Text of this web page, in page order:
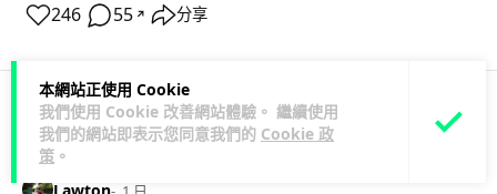
本網站正使用 Cookie
我們使用 Cookie 改善網站體驗。 繼續使用
我們的網站即表示您同意我們的 Cookie 政
策 。
246 55 ↗ 分享
人工智能